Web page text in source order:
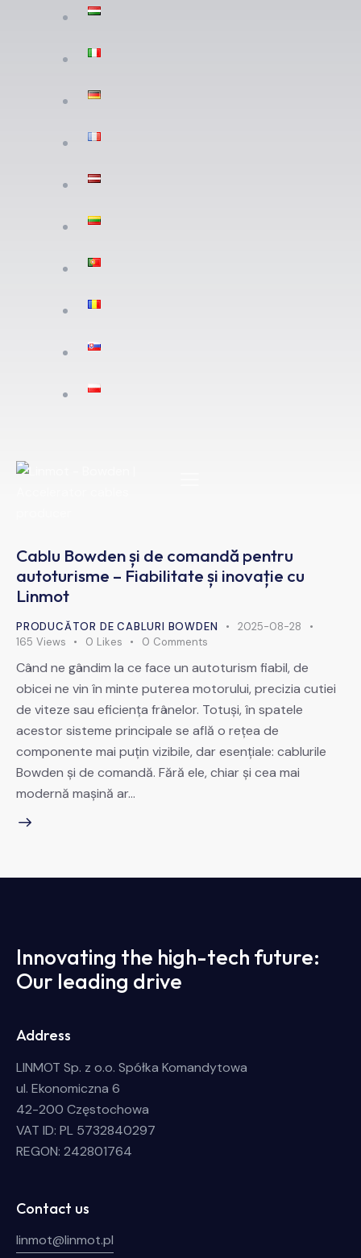
Cablu Bowden și de comandă pentru
autoturisme – Fiabilitate și inovație cu
Linmot
PRODUCĂTOR DE CABLURI BOWDEN
2025-08-28
165 Views 0 Likes 0 Comments
Când ne gândim la ce face un autoturism fiabil, de
obicei ne vin în minte puterea motorului, precizia cutiei
de viteze sau eficiența frânelor. Totuși, în spatele
acestor sisteme principale se află o rețea de
componente mai puțin vizibile, dar esențiale: cablurile
Bowden și de comandă. Fără ele, chiar și cea mai
modernă mașină ar…
Innovating the high-tech future:
Our leading drive
Address
LINMOT Sp. z o.o. Spółka Komandytowa
ul. Ekonomiczna 6
42-200 Częstochowa
VAT ID: PL 5732840297
REGON: 242801764
Contact us
linmot@linmot.pl